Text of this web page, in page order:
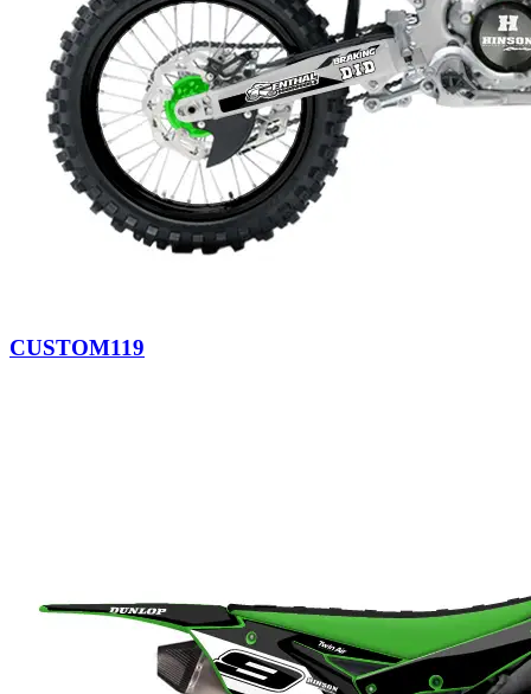
CUSTOM119